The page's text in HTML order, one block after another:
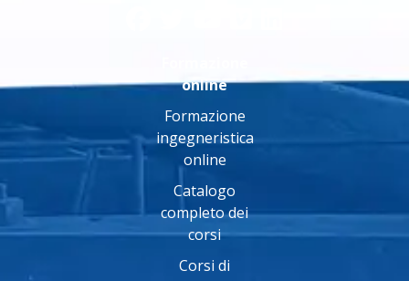
online
Formazione
ingegneristica
online
Catalogo
completo dei
corsi
Corsi di